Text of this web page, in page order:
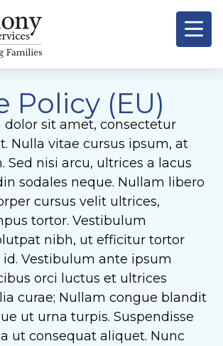
Policy (EU)
dolor sit amet, consectetur
Nulla vitae cursus ipsum, at
Sed nisi arcu, ultrices a lacus
sodales neque. Nullam libero
cursus velit ultrices,
tortor. Vestibulum
nibh, ut efficitur tortor
Vestibulum ante ipsum
orci luctus et ultrices
curae; Nullam congue blandit
ut urna turpis. Suspendisse
ut consequat aliquet. Nunc